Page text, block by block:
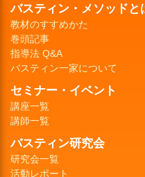
バスティン・メソッドと
教材のすすめかた
巻頭記事
指導法 Q&A
バスティン一家について
セミナー・イベント
講座一覧
講師一覧
バスティン研究会
研究会一覧
活動レポート